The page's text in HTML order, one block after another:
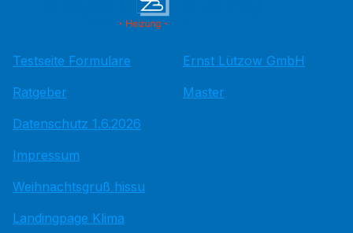
Testseite Formulare
Ratgeber
Datenschutz 1.6.2026
Impressum
Weihnachtsgruß hissu
Landingpage Klima
Ernst Lützow GmbH
Master